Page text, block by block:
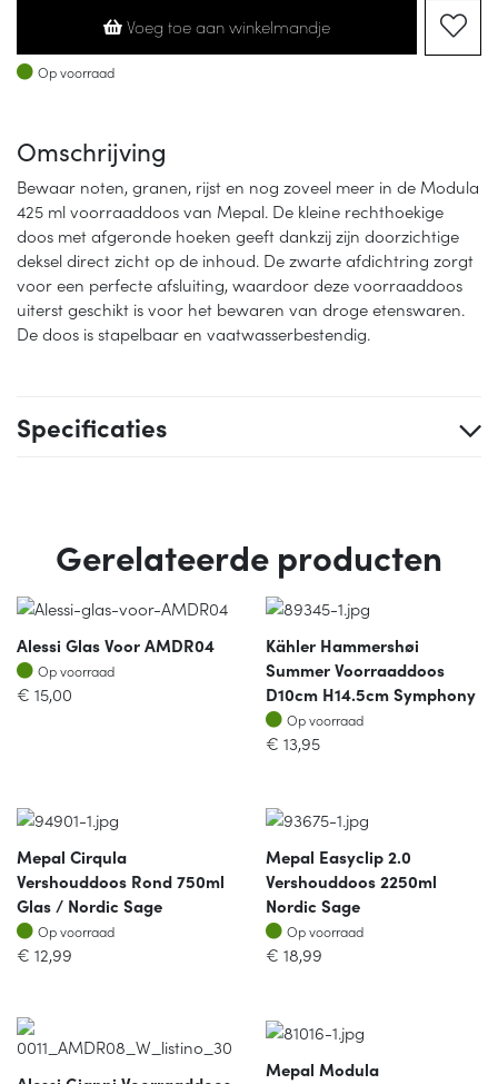
Voeg toe aan winkelmandje
Op voorraad
Op voorraad
Omschrijving
Bewaar noten, granen, rijst en nog zoveel meer in de Modula
425 ml voorraaddoos van Mepal. De kleine rechthoekige
doos met afgeronde hoeken geeft dankzij zijn doorzichtige
deksel direct zicht op de inhoud. De zwarte afdichtring zorgt
voor een perfecte afsluiting, waardoor deze voorraaddoos
uiterst geschikt is voor het bewaren van droge etenswaren.
De doos is stapelbaar en vaatwasserbestendig.
Specificaties
Gerelateerde producten
Alessi Glas Voor AMDR04
Op voorraad
Op voorraad
€ 15,00
Kähler Hammershøi
Summer Voorraaddoos
D10cm H14.5cm Symphony
Op voorraad
Op voorraad
€ 13,95
Mepal Cirqula
Vershouddoos Rond 750ml
Glas / Nordic Sage
Op voorraad
Op voorraad
€ 12,99
Mepal Easyclip 2.0
Vershouddoos 2250ml
Nordic Sage
Op voorraad
Op voorraad
€ 18,99
Mepal Modula